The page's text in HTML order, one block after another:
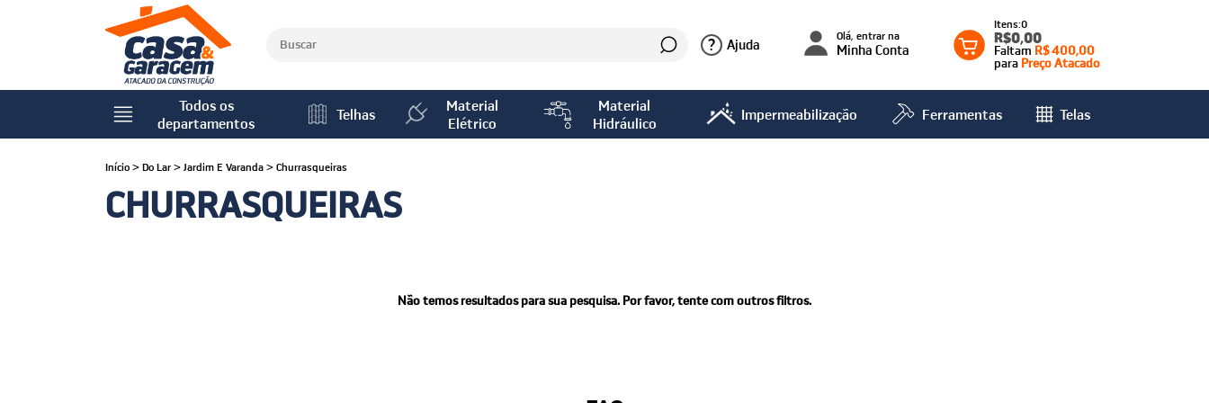
? Ajuda Olá, entrar na
Minha Conta
0
R$0,00
Faltam R$ 400,00
para Preço Atacado
Todos os
departamentos
Telhas
Material
Elétrico
Material
Hidráulico
Impermeabilização Ferramentas Telas
Início > Do Lar > Jardim E Varanda > Churrasqueiras
CHURRASQUEIRAS
Não temos resultados para sua pesquisa. Por favor, tente com outros filtros.